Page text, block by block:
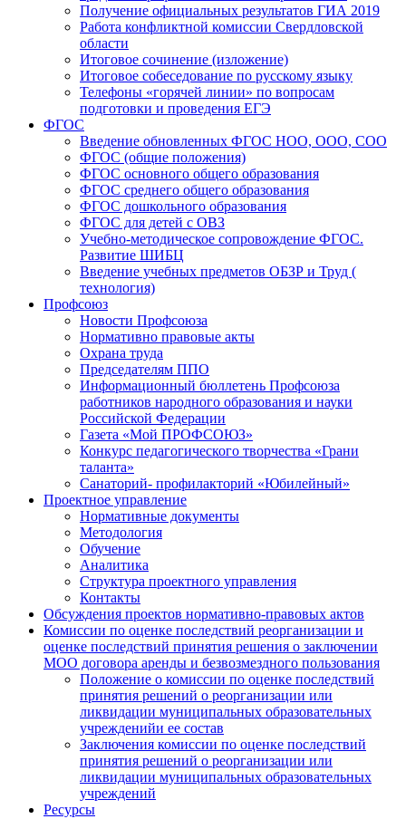
Получение официальных результатов ГИА 2019
Работа конфликтной комиссии Свердловской
области
Итоговое сочинение (изложение)
Итоговое собеседование по русскому языку
Телефоны «горячей линии» по вопросам
подготовки и проведения ЕГЭ
ФГОС
Введение обновленных ФГОС НОО, ООО, СОО
ФГОС (общие положения)
ФГОС основного общего образования
ФГОС среднего общего образования
ФГОС дошкольного образования
ФГОС для детей с ОВЗ
Учебно-методическое сопровождение ФГОС.
Развитие ШИБЦ
Введение учебных предметов ОБЗР и Труд (
технология)
Профсоюз
Новости Профсоюза
Нормативно правовые акты
Охрана труда
Председателям ППО
Информационный бюллетень Профсоюза
работников народного образования и науки
Российской Федерации
Газета «Мой ПРОФСОЮЗ»
Конкурс педагогического творчества «Грани
таланта»
Санаторий- профилакторий «Юбилейный»
Проектное управление
Нормативные документы
Методология
Обучение
Аналитика
Структура проектного управления
Контакты
Обсуждения проектов нормативно-правовых актов
Комиссии по оценке последствий реорганизации и
оценке последствий принятия решения о заключении
МОО договора аренды и безвозмездного пользования
Положение о комиссии по оценке последствий
принятия решений о реорганизации или
ликвидации муниципальных образовательных
учрежденийи ее состав
Заключения комиссии по оценке последствий
принятия решений о реорганизации или
ликвидации муниципальных образовательных
учреждений
Ресурсы